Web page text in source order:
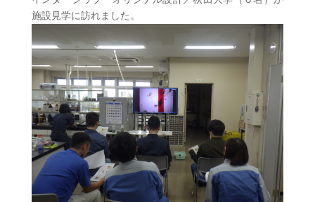
施設見学に訪れました。